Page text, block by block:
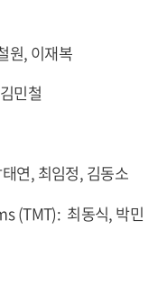
원, 이재복
민철
연, 최임정, 김동소
(TMT): 최동식, 박민